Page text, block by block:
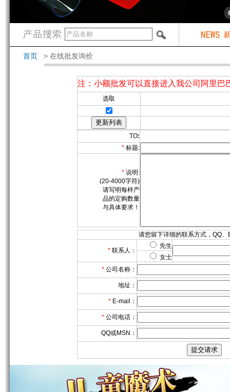
首页 > 在线批发询价
注：小额批发可以直接进入我公司阿里巴
选取
TO:
* 标题:
* 说明:
(20-4000字符)
请写明每样产
品的定购数量
与具体要求！
请您留下详细的联系方式，QQ
* 联系人：
先生
女士
* 公司名称：
地址：
* E-mail：
* 公司电话：
QQ或MSN：